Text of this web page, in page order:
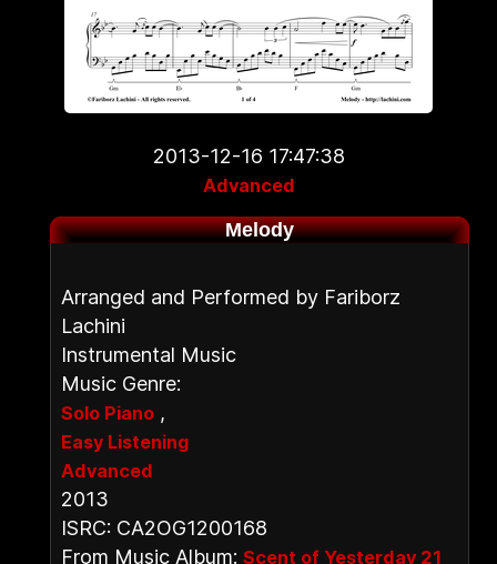
2013-12-16 17:47:38
Advanced
Melody
Arranged and Performed by Fariborz
Lachini
Instrumental Music
Music Genre:
Solo Piano ,
Easy Listening
Advanced
2013
ISRC: CA2OG1200168
From Music Album: Scent of Yesterday 21